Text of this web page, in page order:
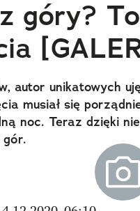
góry?
autor unikatowych
musiał się
noc. Teraz dzięki